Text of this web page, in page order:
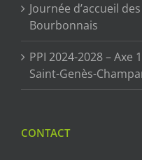
Journée d’accueil
Bourbonnais
PPI 2024-2028 –
Saint-Genès-
CONTACT